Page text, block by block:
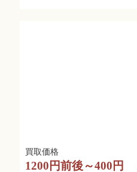
1200円前後～400円